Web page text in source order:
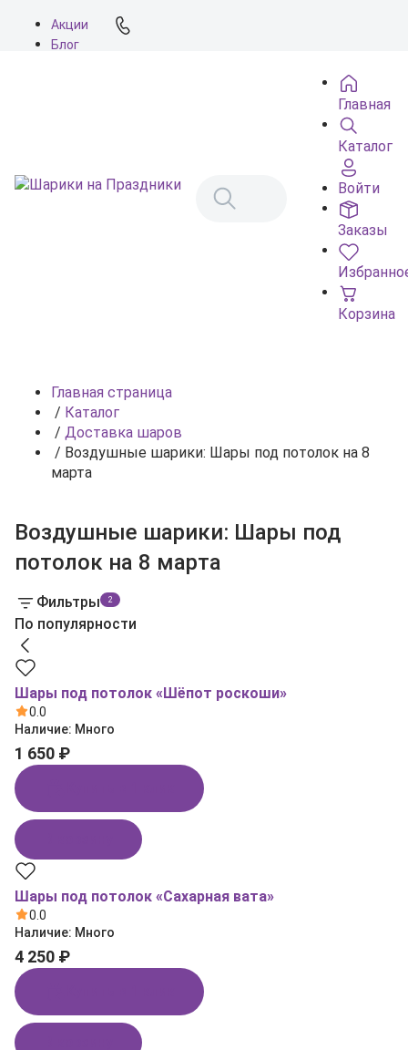
Акции
Блог
Главная
Каталог
Войти
Заказы
Корзина
Главная страница
/ Каталог
/ Доставка шаров
/ Воздушные шарики: Шары под потолок на 8
марта
Воздушные шарики: Шары под
потолок на 8 марта
Фильтры 2
По популярности
Шары под потолок «Шёпот роскоши»
0.0
Наличие: Много
1 650 ₽
Шары под потолок «Сахарная вата»
0.0
Наличие: Много
4 250 ₽